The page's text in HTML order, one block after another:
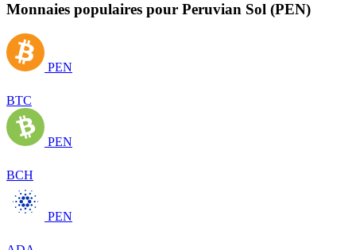
Monnaies populaires pour Peruvian Sol (PEN)
PEN
BTC
PEN
BCH
PEN